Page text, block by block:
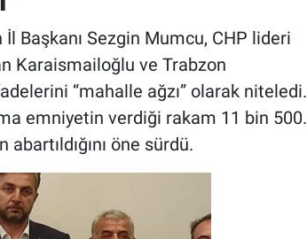
Başkanı Sezgin Mumcu, CHP lideri
Karaismailoğlu ve Trabzon
“mahalle ağzı” olarak niteledi.
emniyetin verdiği rakam 11 bin 500.
öne sürdü.